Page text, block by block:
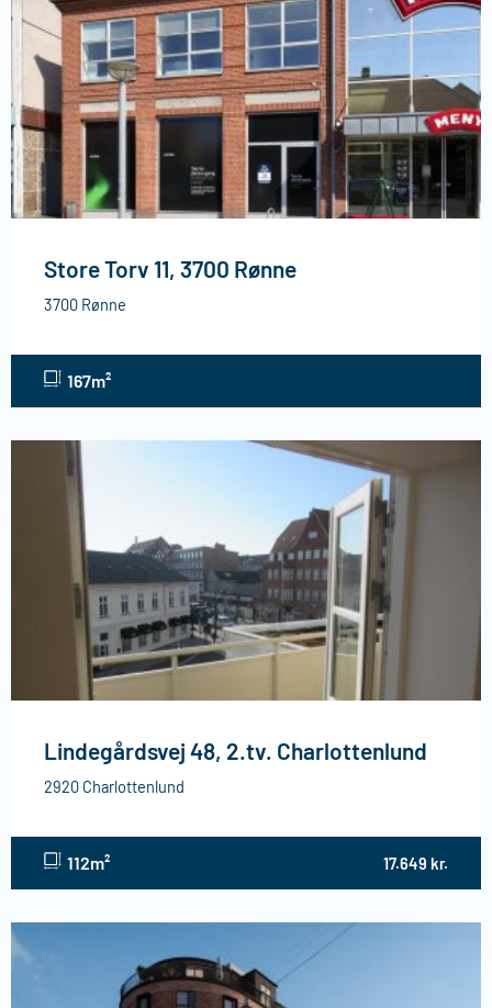
Store Torv 11, 3700 Rønne
3700 Rønne
167m²
Lindegårdsvej 48, 2.tv. Charlottenlund
2920 Charlottenlund
112m² 17.649 kr.